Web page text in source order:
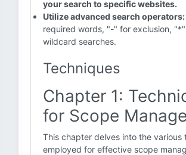
your search to specific websites.
Utilize advanced search operators:
required words, "-" for exclusion,
wildcard searches.
Techniques
Chapter 1:
for Scope
This chapter delves into the various
employed for effective scope